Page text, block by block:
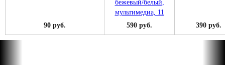
90 руб. 590 руб. 390 руб.